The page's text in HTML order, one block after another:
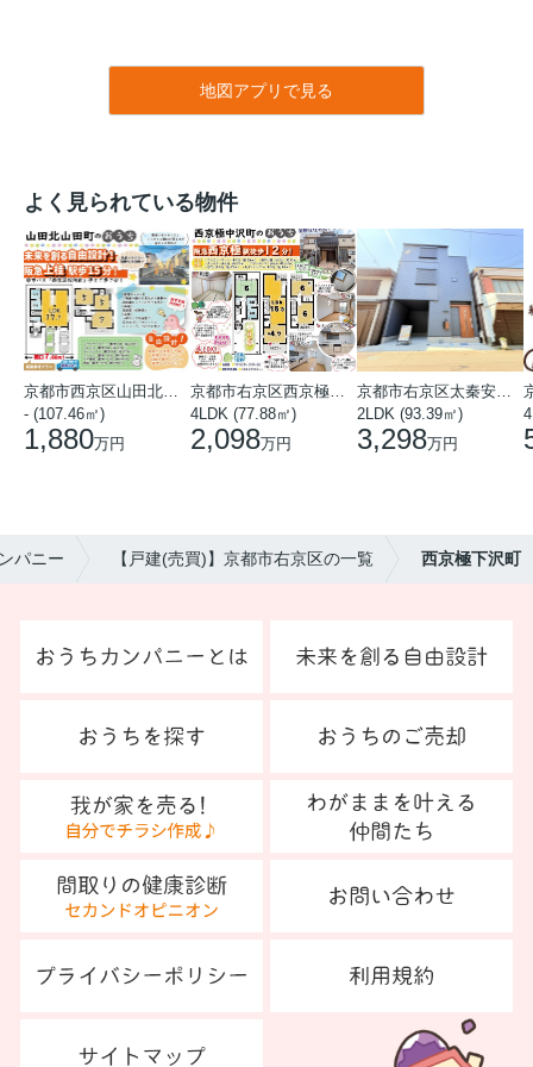
地図アプリで見る
よく見られている物件
- (107.46㎡)
1,880万円
4LDK (77.88㎡)
2,098万円
2LDK (93.39㎡)
3,298万円
パニー 【戸建(売買)】京都市右京区の一覧 西京極下沢町